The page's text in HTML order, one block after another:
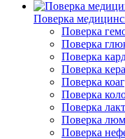
Поверка
Поверка
Поверка
Поверка
Поверка
Поверка
Поверка
Поверка
Поверка
Поверка